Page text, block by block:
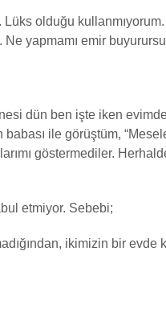
Lüks olduğu
yapmamı emir
dün ben işte iken
babası ile görüştüm,
göstermediler.
etmiyor. Sebebi;
ikimizin bir evde